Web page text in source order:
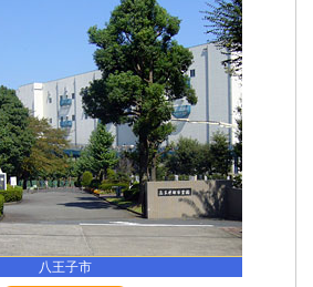
八王子市